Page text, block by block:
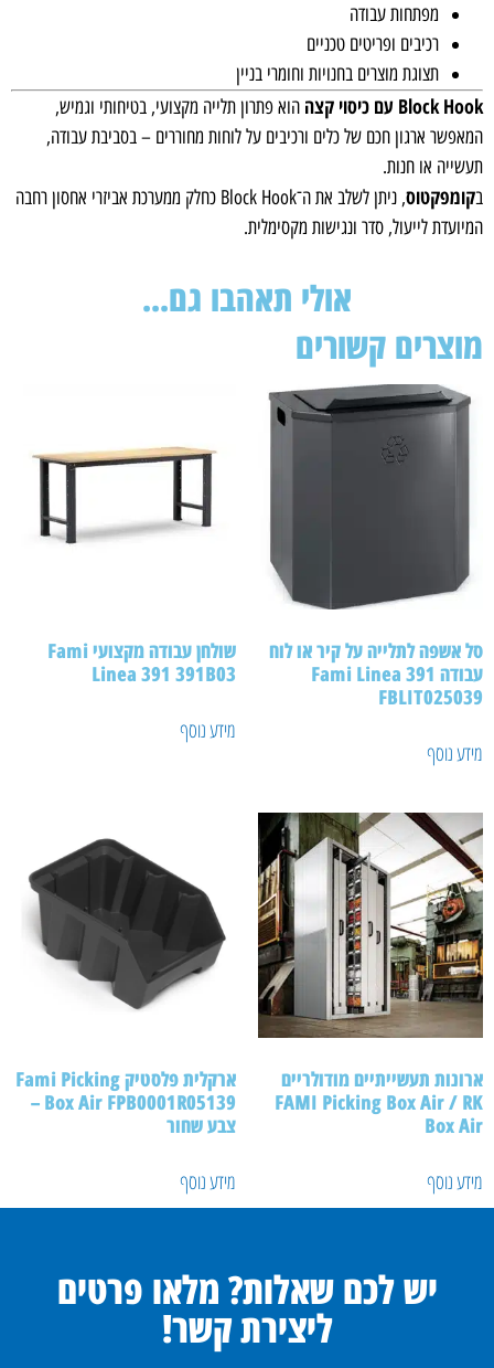
מפתחות עבודה
רכיבים ופריטים טכניים
תצוגת מוצרים בחנויות וחומרי בניין
Block Hook עם כיסוי קצה
הוא פתרון תלייה מקצועי, בטיחותי וגמיש,
המאפשר ארגון חכם של כלים ורכיבים על לוחות מחוררים – בסביבת עבודה,
תעשייה או חנות.
בקומפקטוס
, ניתן לשלב את ה־Block Hook כחלק ממערכת אביזרי אחסון רחבה
המיועדת לייעול, סדר ונגישות מקסימלית.
אולי תאהבו גם...
מוצרים קשורים
סל אשפה לתלייה על קיר או לוח
עבודה Fami Linea 391
FBLIT025039
מידע נוסף
שולחן עבודה מקצועי Fami
Linea 391 391B03
מידע נוסף
ארונות תעשייתיים מודולריים
FAMI Picking Box Air / RK
Box Air
מידע נוסף
ארקלית פלסטיק Fami Picking
Box Air FPB0001R05139 –
צבע שחור
מידע נוסף
יש לכם שאלות? מלאו פרטים
ליצירת קשר!